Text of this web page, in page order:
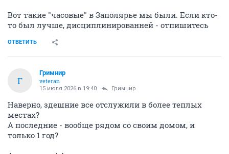
Вот такие "часовые" в Заполярье мы были. Если кто-
то был лучше, дисциплинированней - отпишитесь
ОТВЕТИТЬ
Г
Гримнир
veteran
15 июля 2026 в 19:40 Гримнир
Наверно, здешние все отслужили в более теплых
местах?
А последние - вообще рядом со своим домом, и
только 1 год?